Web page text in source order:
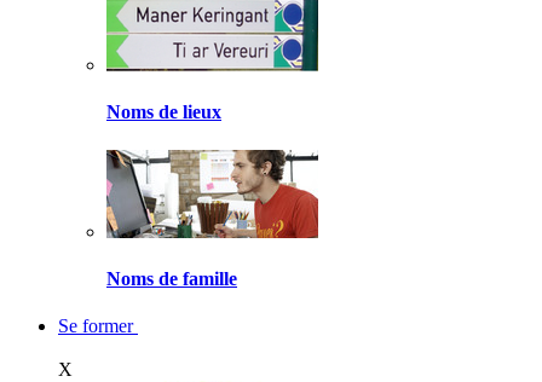
Noms de lieux
Noms de famille
Se former
X